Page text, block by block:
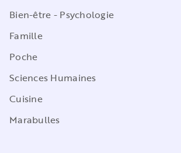
Bien-être - Psychologie
Famille
Poche
Sciences Humaines
Cuisine
Marabulles